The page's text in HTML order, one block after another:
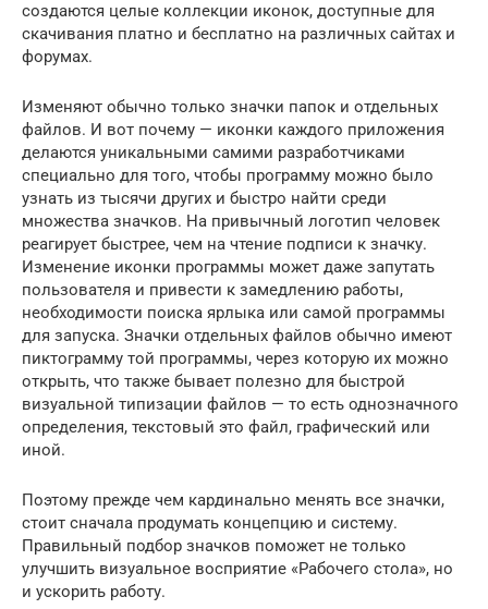
создаются целые коллекции иконок, доступные для
скачивания платно и бесплатно на различных сайтах и
форумах.
Изменяют обычно только значки папок и отдельных
файлов. И вот почему — иконки каждого приложения
делаются уникальными самими разработчиками
специально для того, чтобы программу можно было
узнать из тысячи других и быстро найти среди
множества значков. На привычный логотип человек
реагирует быстрее, чем на чтение подписи к значку.
Изменение иконки программы может даже запутать
пользователя и привести к замедлению работы,
необходимости поиска ярлыка или самой программы
для запуска. Значки отдельных файлов обычно имеют
пиктограмму той программы, через которую их можно
открыть, что также бывает полезно для быстрой
визуальной типизации файлов — то есть однозначного
определения, текстовый это файл, графический или
иной.
Поэтому прежде чем кардинально менять все значки,
стоит сначала продумать концепцию и систему.
Правильный подбор значков поможет не только
улучшить визуальное восприятие «Рабочего стола», но
и ускорить работу.